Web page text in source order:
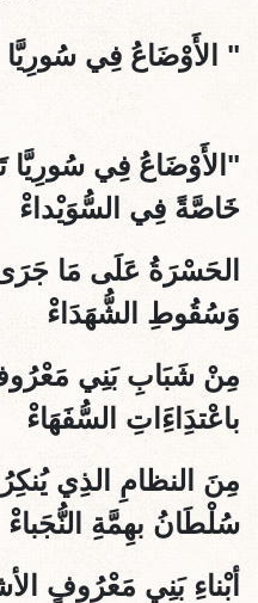
" الأَوْضَاعُ فِي
"الأَوْضَاعُ فِي سُورِيَّا
خَاصَّةً فِي السُّوَيْداءْ
الحَسْرَةُ عَلَى مَا
وَسُقُوطِ الشُّهَدَاءْ
مِنْ شَبَابِ بَنِي
باعْتدَِاءَِاتِ السُّفَهَاءْ
مِنَ النظامِ الذِي
سُلْطَانُ بهِمَّةِ النُّجَباءْ
أبْناءِ بَنِي مَعْرُوفٍ